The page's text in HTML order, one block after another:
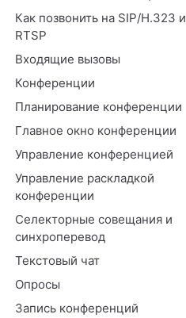
Как позвонить на SIP/H.323 и
RTSP
Входящие вызовы
Конференции
Планирование конференции
Главное окно конференции
Управление конференцией
Управление раскладкой
конференции
Селекторные совещания и
синхроперевод
Текстовый чат
Опросы
Запись конференций